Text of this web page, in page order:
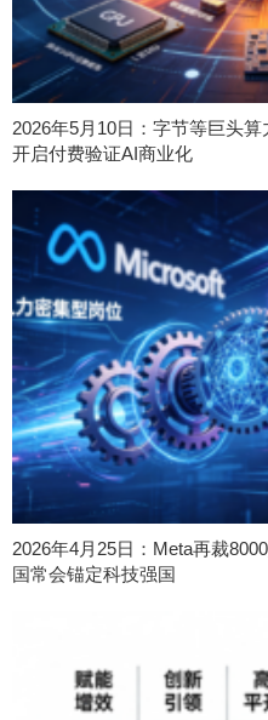
2026年5月10日：字节等巨头
开启付费验证AI商业化
2026年4月25日：Meta再裁
国常会锚定科技强国